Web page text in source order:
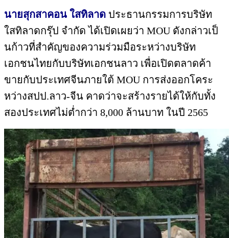
นายสุกสาคอน ใสทิลาด ประธานกรรมการบริษัท
ใสทิลาดกรุ๊ป จำกัด ได้เปิดเผยว่า MOU ดังกล่าวเป็
นก้าวที่สำคัญของความร่วมมือระหว่างบริษัท
เอกชนไทยกับบริษัทเอกชนลาว เพื่อเปิดตลาดค้า
ขายกับประเทศจีนภายใต้ MOU การส่งออกโคระ
หว่างสปป.ลาว-จีน คาดว่าจะสร้างรายได้ให้กับทั้ง
สองประเทศไม่ต่ำกว่า 8,000 ล้านบาท ในปี 2565